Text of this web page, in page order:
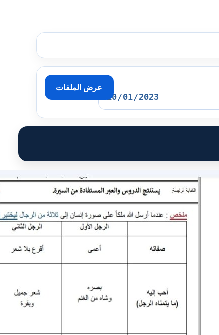
عرض الملفات